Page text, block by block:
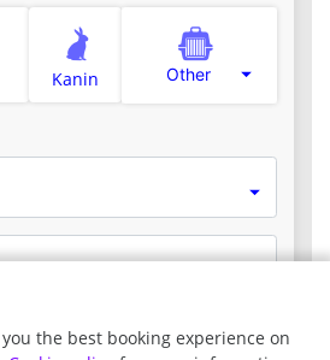
Kanin Other
the best booking experience on